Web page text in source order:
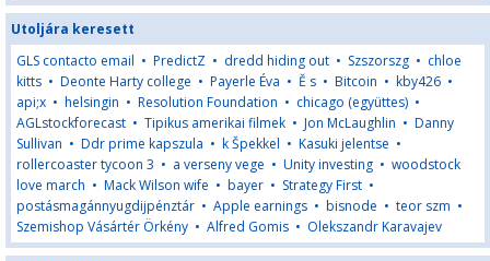
Utoljára keresett
GLS contacto email • PredictZ • dredd hiding out • Szszorszg • chloe
kitts • Deonte Harty college • Payerle Éva • Ě s • Bitcoin • kby426 •
api;x • helsingin • Resolution Foundation • chicago (együttes) •
AGLstockforecast • Tipikus amerikai filmek • Jon McLaughlin • Danny
Sullivan • Ddr prime kapszula • k Špekkel • Kasuki jelentse •
rollercoaster tycoon 3 • a verseny vege • Unity investing • woodstock
love march • Mack Wilson wife • bayer • Strategy First •
postásmagánnyugdijpénztár • Apple earnings • bisnode • teor szm •
Szemishop Vásártér Örkény • Alfred Gomis • Olekszandr Karavajev